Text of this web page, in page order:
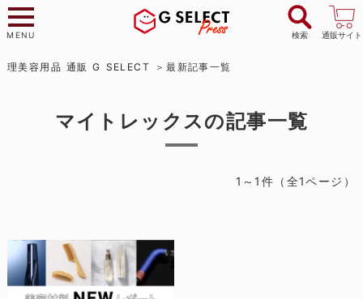
MENU 検索 通販サイト
理美容用品 通販 G SELECT 最新記事一覧
マイトレックスの記事一覧
1～1件（全1ページ）